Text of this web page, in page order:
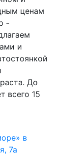
ценам
-
и
До
всего 15